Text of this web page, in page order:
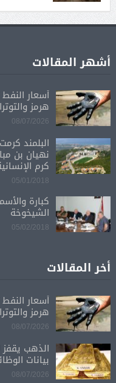
أشهر المقالات
أسعار
هرمز
08/07/2026
البلمند
نهيان بن
كرم
05/01/2018
كبارة
الشيخوخة
05/02/2018
أخر المقالات
أسعار
هرمز
08/07/2026
الذهب
بيانات
08/07/2026